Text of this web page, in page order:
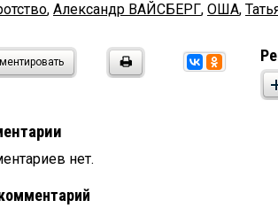
, Александр ВАЙСБЕРГ, ОША,
нет.